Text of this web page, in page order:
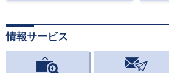
情報サービス